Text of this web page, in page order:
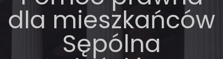
dla mieszkańców
Sępólna